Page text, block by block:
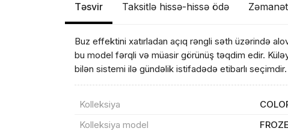
Təsvir Taksitlə hissə-hissə ödə Zəmanət
Buz effektini xatırladan açıq rəngli səth üzərində
bu model fərqli və müasir görünüş təqdim edir.
bilən sistemi ilə gündəlik istifadədə etibarlı seçimdir.
Kolleksiya
Kolleksiya model